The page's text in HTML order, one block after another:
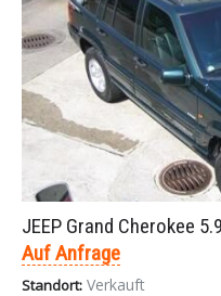
JEEP Grand Cherokee
Auf Anfrage
Standort: Verkauft